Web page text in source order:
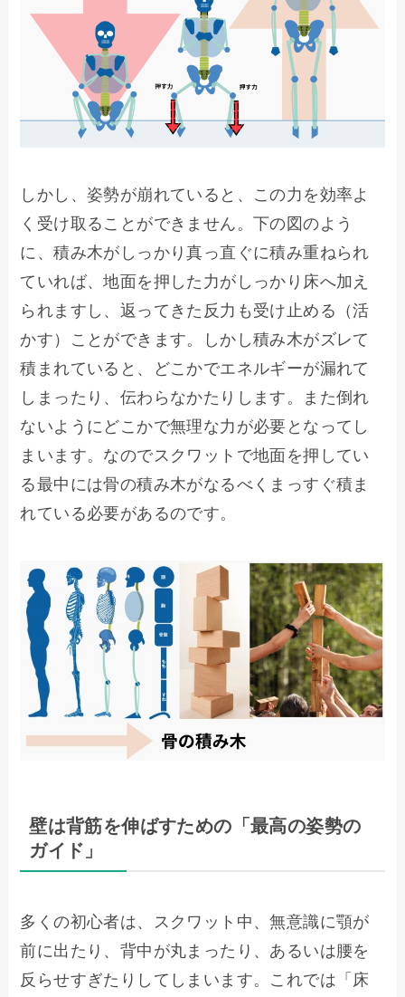
しかし、姿勢が崩れていると、この力を効率よ
く受け取ることができません。下の図のよう
に、積み木がしっかり真っ直ぐに積み重ねられ
ていれば、地面を押した力がしっかり床へ加え
られますし、返ってきた反力も受け止める（活
かす）ことができます。しかし積み木がズレて
積まれていると、どこかでエネルギーが漏れて
しまったり、伝わらなかたりします。また倒れ
ないようにどこかで無理な力が必要となってし
まいます。なのでスクワットで地面を押してい
る最中には骨の積み木がなるべくまっすぐ積ま
れている必要があるのです。
壁は背筋を伸ばすための「最高の姿勢の
ガイド」
多くの初心者は、スクワット中、無意識に顎が
前に出たり、背中が丸まったり、あるいは腰を
反らせすぎたりしてしまいます。これでは「床